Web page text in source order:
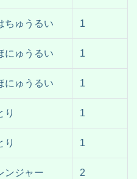
ちゅうるい 1
にゅうるい 1
にゅうるい 1
り 1
り 1
ンジャー 2